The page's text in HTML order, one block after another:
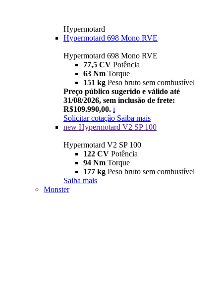
Hypermotard
Hypermotard 698 Mono RVE
Hypermotard 698 Mono RVE
77,5 CV Potência
63 Nm Torque
151 kg Peso bruto sem combustível
Preço público sugerido e válido até
31/08/2026, sem inclusão de frete:
R$109.990,00. i
Solicitar cotação Saiba mais
new Hypermotard V2 SP 100
Hypermotard V2 SP 100
122 CV Potência
94 Nm Torque
177 kg Peso bruto sem combustível
Saiba mais
Monster